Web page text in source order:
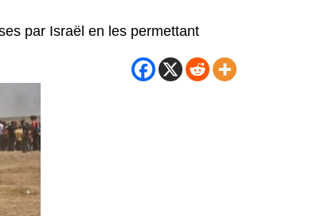
par Israël en les permettant